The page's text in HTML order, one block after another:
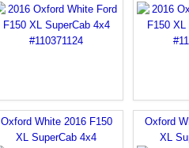
Oxford White 2016 F150
XL SuperCab 4x4
Oxford
XL